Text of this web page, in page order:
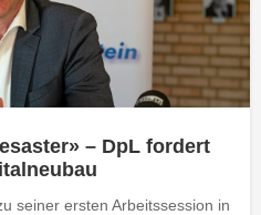
– DpL fordert
seiner ersten Arbeitssession in